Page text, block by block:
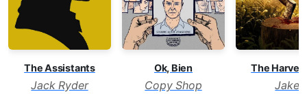
The Assistants
Jack Ryder
Ok, Bien
Copy Shop
The
Jake